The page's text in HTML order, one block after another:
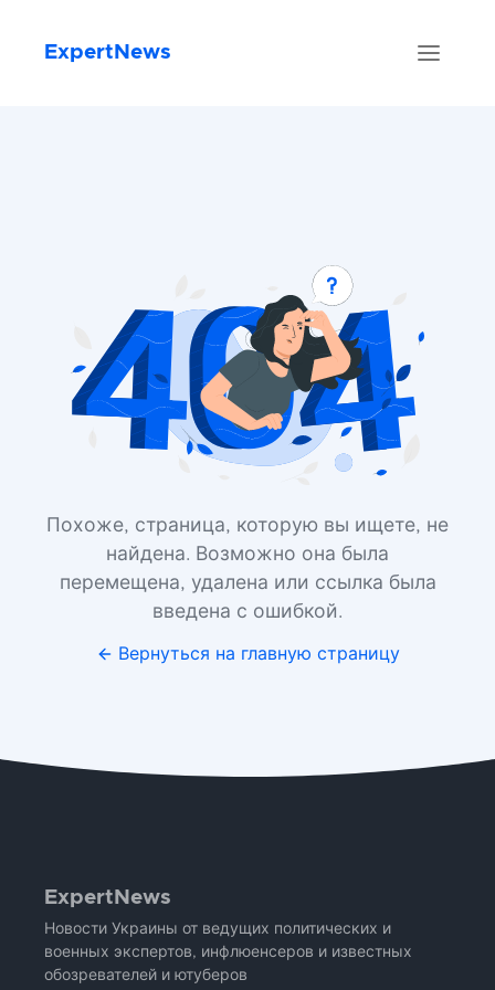
ExpertNews
Похоже, страница, которую вы ищете, не
найдена. Возможно она была
перемещена, удалена или ссылка была
введена с ошибкой.
Вернуться на главную страницу
ExpertNews
Новости Украины от ведущих политических и
военных экспертов, инфлюенсеров и известных
обозревателей и ютуберов